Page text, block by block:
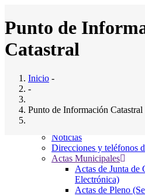
al
contenido
principal
navigation
Inicio
Comisiones Informativas
Servicios Municipales
Noticias
Direcciones y teléfonos
Actas Municipales
Actas de Junta de
Electrónica)
Actas de Pleno
Punto de
Catastral
Inicio -
-
Punto de Información Catastral
Punto de Información
Punto de Información